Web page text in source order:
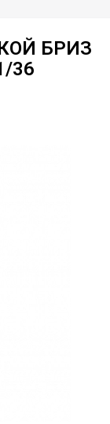
БРИЗ
36